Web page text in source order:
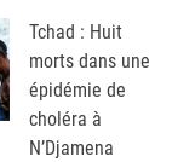
Tchad : Huit
morts dans une
épidémie de
choléra à
N’Djamena